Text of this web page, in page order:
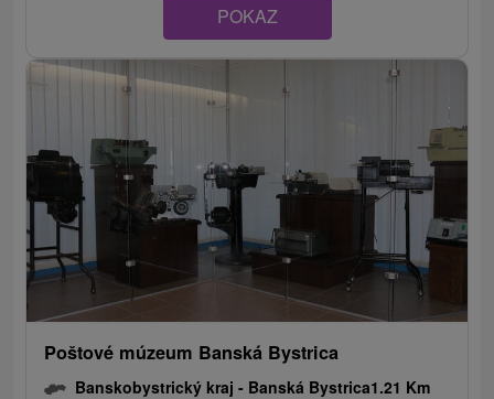
POKAZ
Poštové múzeum Banská Bystrica
Banskobystrický kraj - Banská Bystrica1.21 Km